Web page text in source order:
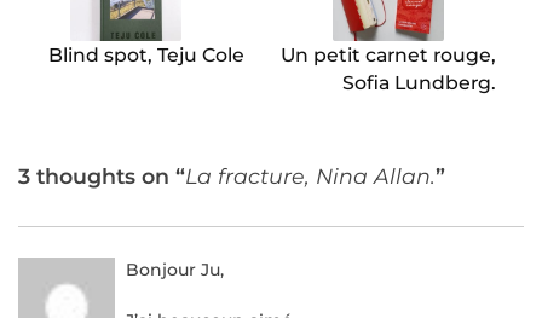
l’article
Blind spot, Teju Cole
Un petit carnet rouge,
Sofia Lundberg.
3 thoughts on “La fracture, Nina Allan.”
Bonjour Ju,